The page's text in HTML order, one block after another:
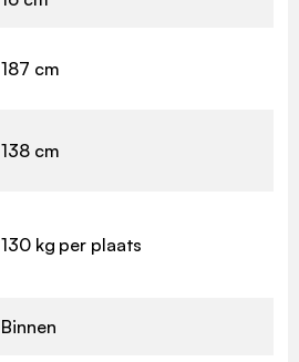
187 cm
138 cm
130 kg per plaats
Binnen